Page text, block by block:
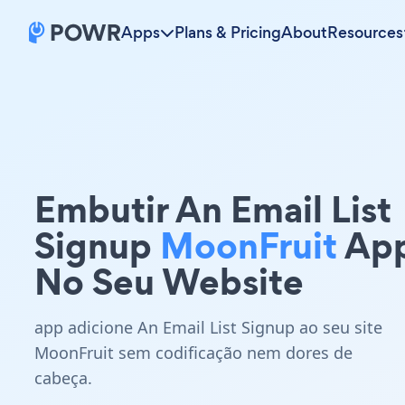
Apps Plans & PricingAboutResources
Embutir An Email List
Signup MoonFruit
No Seu Website
app adicione An Email List Signup ao seu site
MoonFruit sem codificação nem dores de
cabeça.